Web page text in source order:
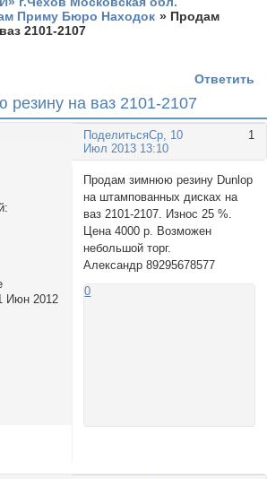
Приму Бюро Находок » Продам
2101-2107
на ваз 2101-2107
Ответить
Поделиться 1
Ср, 10
Июл 2013 13:10
Июн 2012
Продам зимнюю резину Dunlop
на штампованных дисках на
ваз 2101-2107. Износ 25 %.
Цена 4000 р. Возможен
небольшой торг.
Александр 89295678577
0